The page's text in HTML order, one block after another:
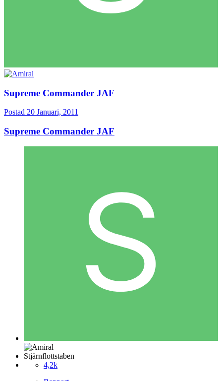
Supreme Commander JAF
Postad 20 Januari, 2011
Supreme Commander JAF
Stjärnflottstaben
4,2k